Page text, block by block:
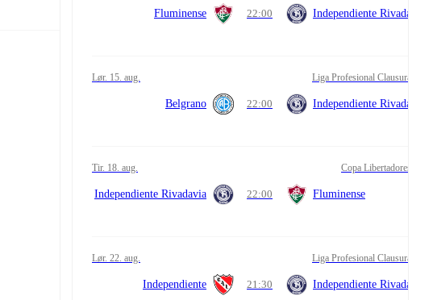
Fluminense 22:00 Independiente Rivadavia
lør. 15. aug. Liga Profesional Clausura
Belgrano 22:00 Independiente Rivadavia
tir. 18. aug. Copa Libertadores
Independiente Rivadavia 22:00 Fluminense
lør. 22. aug. Liga Profesional Clausura
Independiente 21:30 Independiente Rivadavia